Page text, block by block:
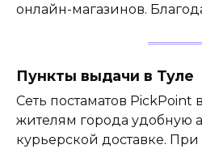
онлайн-магазинов.
Пункты выдачи в Туле
Сеть постаматов PickPoint
жителям города удобную
курьерской доставке.